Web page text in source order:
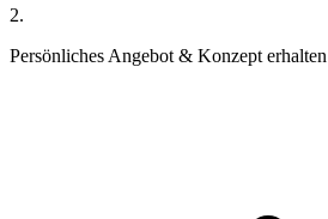
2.
Persönliches Angebot & Konzept erhalten